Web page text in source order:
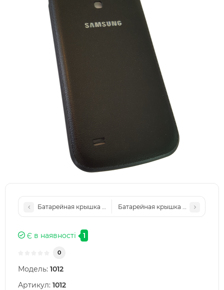
Батарейная крышка для Samsung G975+ Galaxy S10+,
Батарейная крышка для Samsung
Є в наявності 1
0
Модель: 1012
Артикул: 1012